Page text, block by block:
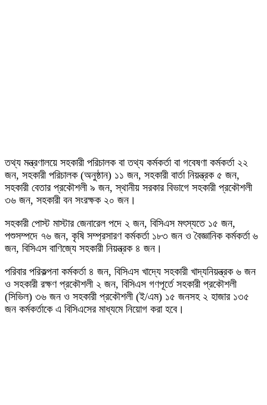
তথ্য মন্ত্রণালয়ে সহকারী পরিচালক বা তথ্য কর্মকর্তা বা গবেষণা কর্মকর্তা ২২
জন, সহকারী পরিচালক (অনুষ্ঠান) ১১ জন, সহকারী বার্তা নিয়ন্ত্রক ৫ জন,
সহকারী বেতার প্রকৌশলী ৯ জন, স্থানীয় সরকার বিভাগে সহকারী প্রকৌশলী
৩৬ জন, সহকারী বন সংরক্ষক ২০ জন।
সহকারী পোস্ট মাস্টার জেনারেল পদে ২ জন, বিসিএস মৎস্যতে ১৫ জন,
পশুসম্পদে ৭৬ জন, কৃষি সম্প্রসারণ কর্মকর্তা ১৮৩ জন ও বৈজ্ঞানিক কর্মকর্তা ৬
জন, বিসিএস বাণিজ্যে সহকারী নিয়ন্ত্রক ৪ জন।
পরিবার পরিকল্পনা কর্মকর্তা ৪ জন, বিসিএস খাদ্যে সহকারী খাদ্যনিয়ন্ত্রক ৬ জন
ও সহকারী রক্ষণ প্রকৌশলী ২ জন, বিসিএস গণপূর্তে সহকারী প্রকৌশলী
(সিভিল) ৩৬ জন ও সহকারী প্রকৌশলী (ই/এম) ১৫ জনসহ ২ হাজার ১৩৫
জন কর্মকর্তাকে এ বিসিএসের মাধ্যমে নিয়োগ করা হবে।